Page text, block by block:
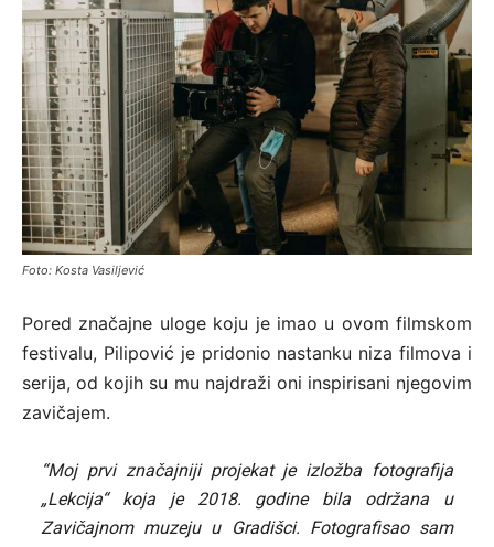
Foto: Kosta Vasiljević
Pored značajne uloge koju je imao u ovom filmskom
festivalu, Pilipović je pridonio nastanku niza filmova i
serija, od kojih su mu najdraži oni inspirisani njegovim
zavičajem.
“Moj prvi značajniji projekat je izložba fotografija
„Lekcija“ koja je 2018. godine bila održana u
Zavičajnom muzeju u Gradišci. Fotografisao sam